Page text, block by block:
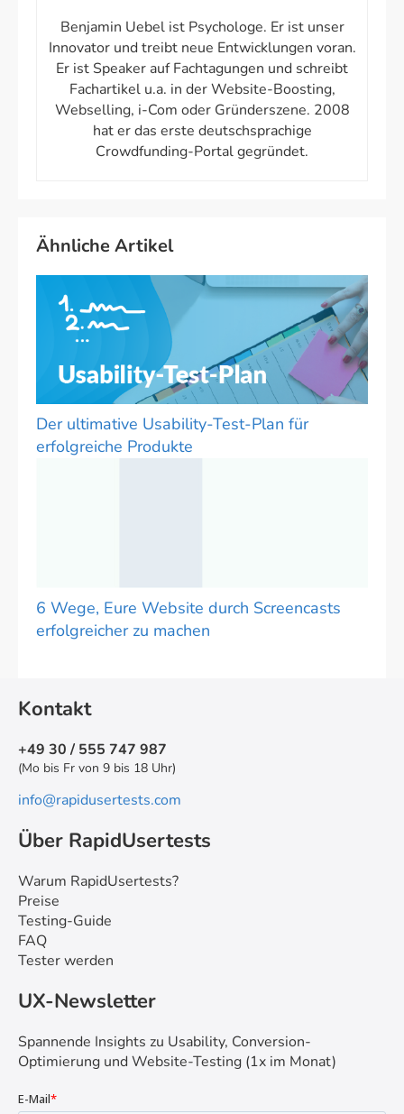
Benjamin Uebel ist Psychologe. Er ist unser
Innovator und treibt neue Entwicklungen voran.
Er ist Speaker auf Fachtagungen und schreibt
Fachartikel u.a. in der Website-Boosting,
Webselling, i-Com oder Gründerszene. 2008
hat er das erste deutschsprachige
Crowdfunding-Portal gegründet.
Ähnliche Artikel
Der ultimative Usability-Test-Plan für
erfolgreiche Produkte
6 Wege, Eure Website durch Screencasts
erfolgreicher zu machen
Kontakt
+49 30 / 555 747 987
(Mo bis Fr von 9 bis 18 Uhr)
info@rapidusertests.com
Über RapidUsertests
Warum RapidUsertests?
Preise
Testing-Guide
FAQ
Tester werden
UX-Newsletter
Spannende Insights zu Usability, Conversion-
Optimierung und Website-Testing (1x im Monat)